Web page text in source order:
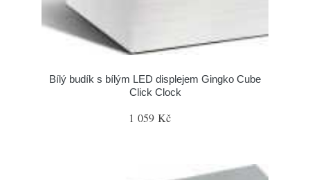
Bílý budík s bílým LED displejem Gingko Cube
Click Clock
1 059 Kč